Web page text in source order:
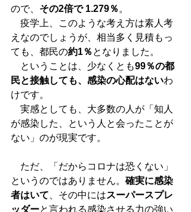
ので、 その2倍で 1.279％ 。
疫学上、このような考え方は素人考
えなのでしょうが、相当多く見積もっ
ても、都民の約1％ となりました。
ということは、少なくとも99％の都
民と接触しても、感染の心配はないわ
けです。
実感としても、大多数の人が「知人
が感染した、という人と会ったことが
ない」のが現実です。
ただ、「だからコロナは恐くない」
というのではありません。 確実に感染
者はいて 、その中にはスーパースプレ
ッダーと言われる感染させる力の強い